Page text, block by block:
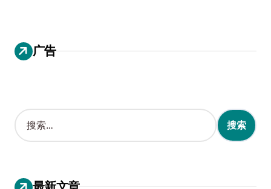
广告
搜
索
：